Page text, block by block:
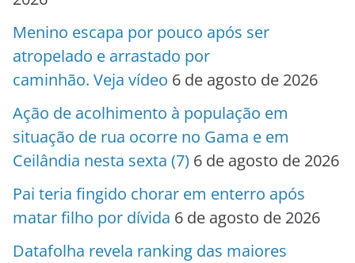
Menino escapa por pouco após ser
atropelado e arrastado por
caminhão. Veja vídeo 6 de agosto de 2026
Ação de acolhimento à população em
situação de rua ocorre no Gama e em
Ceilândia nesta sexta (7) 6 de agosto de 2026
Pai teria fingido chorar em enterro após
matar filho por dívida 6 de agosto de 2026
Datafolha revela ranking das maiores